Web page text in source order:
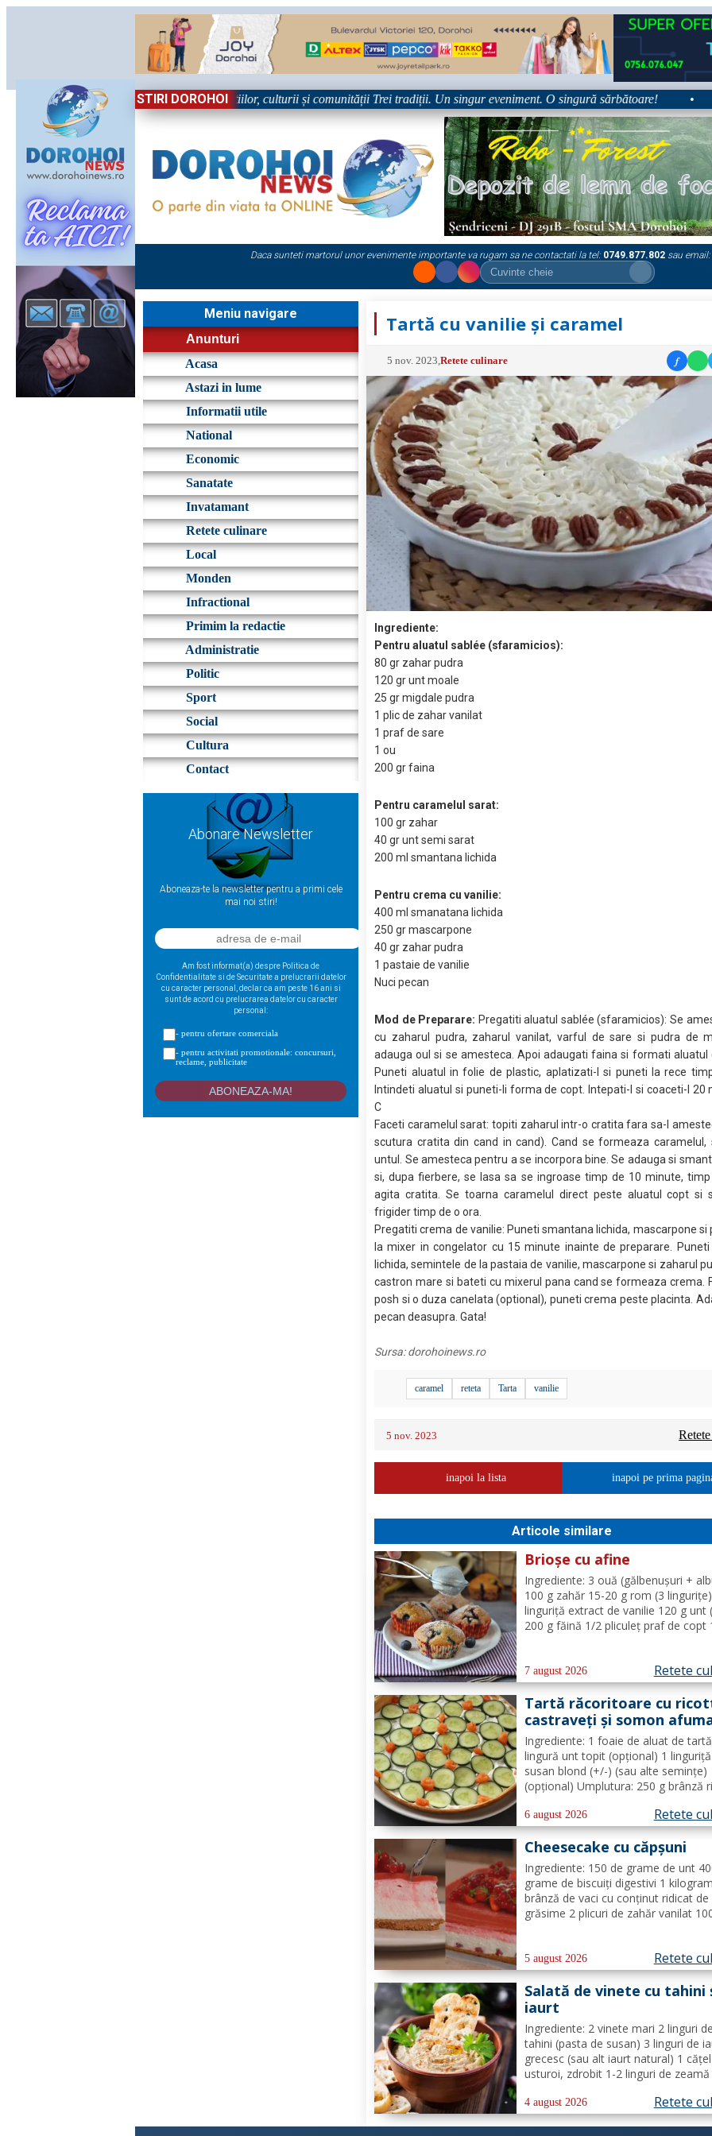
STIRI DOROHOI
Sărbătoare!” – trei zile dedicate tradițiilor, culturii și comunității Trei tradiții. Un singur eveniment. O singură sărbătoare! •
Daca sunteti martorul unor evenimente importante va rugam sa ne contactati la tel: 0749.877.802 sau email:
Meniu navigare
Anunturi
Acasa
Astazi in lume
Informatii utile
National
Economic
Sanatate
Invatamant
Retete culinare
Local
Monden
Infractional
Primim la redactie
Administratie
Politic
Sport
Social
Cultura
Contact
Abonare Newsletter
Aboneaza-te la newsletter pentru a primi cele
mai noi stiri!
Am fost informat(a) despre Politica de
Confidentialitate si de Securitate a prelucrarii datelor
cu caracter personal, declar ca am peste 16 ani si
sunt de acord cu prelucrarea datelor cu caracter
personal:
- pentru ofertare comerciala
- pentru activitati promotionale: concursuri,
reclame, publicitate
Tartă cu vanilie și caramel
5 nov. 2023 ,Retete culinare f
Ingrediente:
Pentru aluatul sablée (sfaramicios):
80 gr zahar pudra
120 gr unt moale
25 gr migdale pudra
1 plic de zahar vanilat
1 praf de sare
1 ou
200 gr faina
Pentru caramelul sarat:
100 gr zahar
40 gr unt semi sarat
200 ml smantana lichida
Pentru crema cu vanilie:
400 ml smanatana lichida
250 gr mascarpone
40 gr zahar pudra
1 pastaie de vanilie
Nuci pecan
Mod de Preparare: Pregatiti aluatul sablée (sfaramicios): Se
cu zaharul pudra, zaharul vanilat, varful de sare si pudra de
adauga oul si se amesteca. Apoi adaugati faina si formati aluatul
Puneti aluatul in folie de plastic, aplatizati-l si puneti la rece
Intindeti aluatul si puneti-li forma de copt. Intepati-l si coaceti-l 20
C
Faceti caramelul sarat: topiti zaharul intr-o cratita fara sa-l
scutura cratita din cand in cand). Cand se formeaza caramelul,
untul. Se amesteca pentru a se incorpora bine. Se adauga si
si, dupa fierbere, se lasa sa se ingroase timp de 10 minute,
agita cratita. Se toarna caramelul direct peste aluatul copt si
frigider timp de o ora.
Pregatiti crema de vanilie: Puneti smantana lichida, mascarpone si
la mixer in congelator cu 15 minute inainte de preparare.
lichida, semintele de la pastaia de vanilie, mascarpone si zaharul
castron mare si bateti cu mixerul pana cand se formeaza crema.
posh si o duza canelata (optional), puneti crema peste placinta.
pecan deasupra. Gata!
Sursa:dorohoinews.ro
caramel reteta Tarta vanilie
5 nov. 2023
inapoi la lista inapoi pe prima
Articole similare
Brioșe cu afine
Ingrediente: 3 ouă (gălbenușuri +
100 g zahăr 15-20 g rom (3
linguriță extract de vanilie 120 g unt
200 g făină 1/2 pliculeț praf de copt
Se adaugă untul topit, făina și praful
7 august 2026 Retete
Tartă răcoritoare cu
castraveți și somon
Ingrediente: 1 foaie de aluat de
lingură unt topit (opțional) 1
susan blond (+/-) (sau alte semințe)
(opțional) Umplutura: 250 g brânză
verde (+/-) piper Toppinguri: 1
80 gr somon afumat 1 linguriță
de susan...
6 august 2026 Retete
Cheesecake cu căpșuni
Ingrediente: 150 de grame de unt
grame de biscuiți digestivi 1
brânză de vaci cu conținut ridicat de
grăsime 2 plicuri de zahăr vanilat
smântână pentru frișcă 4 foi de
hidratate în apă rece...
5 august 2026 Retete
Salată de vinete cu tahini
iaurt
Ingrediente: 2 vinete mari 2 linguri de
tahini (pasta de susan) 3 linguri de
grecesc (sau alt iaurt natural) 1
usturoi, zdrobit 1-2 linguri de zeamă
Opțional: pătrunjel proaspăt tocat
decor Mod de preparare: Coace
4 august 2026 Retete